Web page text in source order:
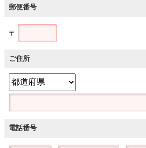
郵便番号
〒
ご住所
電話番号